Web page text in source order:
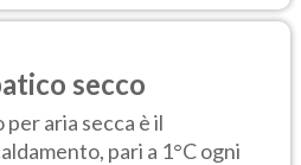
secco
aria secca è il
pari a 1°C ogni